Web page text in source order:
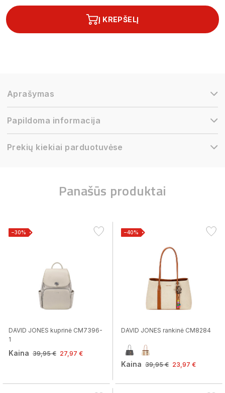
Į KREPŠELĮ
Aprašymas
Papildoma informacija
Prekių kiekiai parduotuvėse
Panašūs produktai
−30%
DAVID JONES kuprinė CM7396-
1
Kaina 39,95 € 27,97 €
−40%
DAVID JONES rankinė CM8284
Kaina 39,95 € 23,97 €